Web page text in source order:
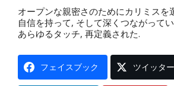
オープンな親密さのためにカリミスを
自信を持って, そして深くつながって
あらゆるタッチ, 再定義された.
フェイスブック ツイッター